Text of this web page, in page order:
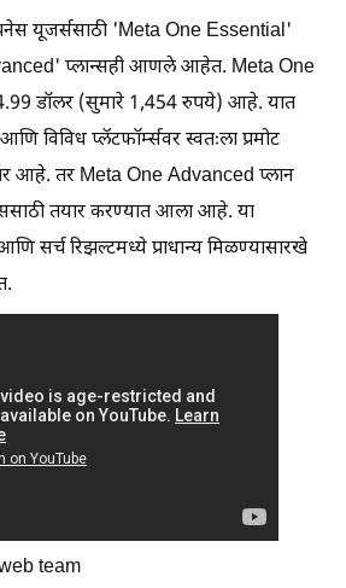
यूजर्ससाठी 'Meta One Essential'
प्लान्सही आणले आहेत. Meta One
डॉलर (सुमारे 1,454 रुपये) आहे. यात
विविध प्लॅटफॉर्म्सवर स्वतःला प्रमोट
आहे. तर Meta One Advanced प्लान
तयार करण्यात आला आहे. या
सर्च रिझल्टमध्ये प्राधान्य मिळण्यासारखे
team